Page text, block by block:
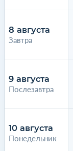
8 августа
Завтра
9 августа
Послезавтра
10 августа
Понедельник